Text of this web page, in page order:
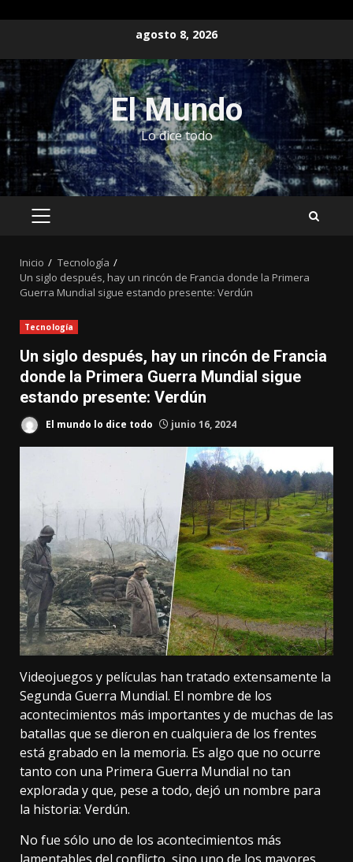
contenido
agosto 8, 2026
El Mundo
Lo dice todo
MENÚ
Inicio
Tecnología
Un siglo después, hay un rincón de Francia donde la Primera
Guerra Mundial sigue estando presente: Verdún
Tecnología
Un siglo después, hay un rincón de Francia
donde la Primera Guerra Mundial sigue
estando presente: Verdún
El mundo lo dice todo junio 16, 2024
Videojuegos y películas han tratado extensamente la
Segunda Guerra Mundial. El nombre de los
acontecimientos más importantes y de muchas de las
batallas que se dieron en cualquiera de los frentes
está grabado en la memoria. Es algo que no ocurre
tanto con una Primera Guerra Mundial no tan
explorada y que, pese a todo, dejó un nombre para
la historia: Verdún.
No fue sólo uno de los acontecimientos más